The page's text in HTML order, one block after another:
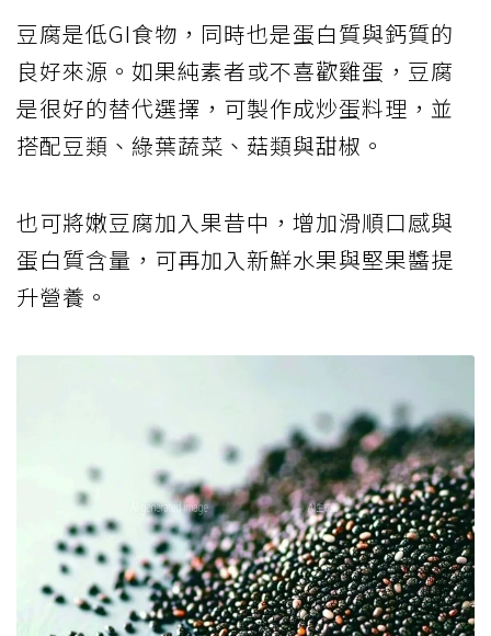
豆腐是低GI食物，同時也是蛋白質與鈣質的
良好來源。如果純素者或不喜歡雞蛋，豆腐
是很好的替代選擇，可製作成炒蛋料理，並
搭配豆類、綠葉蔬菜、菇類與甜椒。
也可將嫩豆腐加入果昔中，增加滑順口感與
蛋白質含量，可再加入新鮮水果與堅果醬提
升營養。